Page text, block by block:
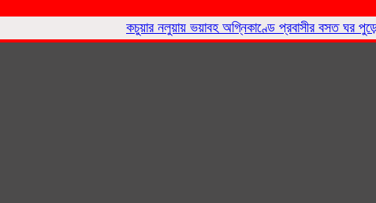
কচুয়ার নলুয়ায় ভয়াবহ অগ্নিকাণ্ডে প্রবাসীর বসত ঘর পুড়ে